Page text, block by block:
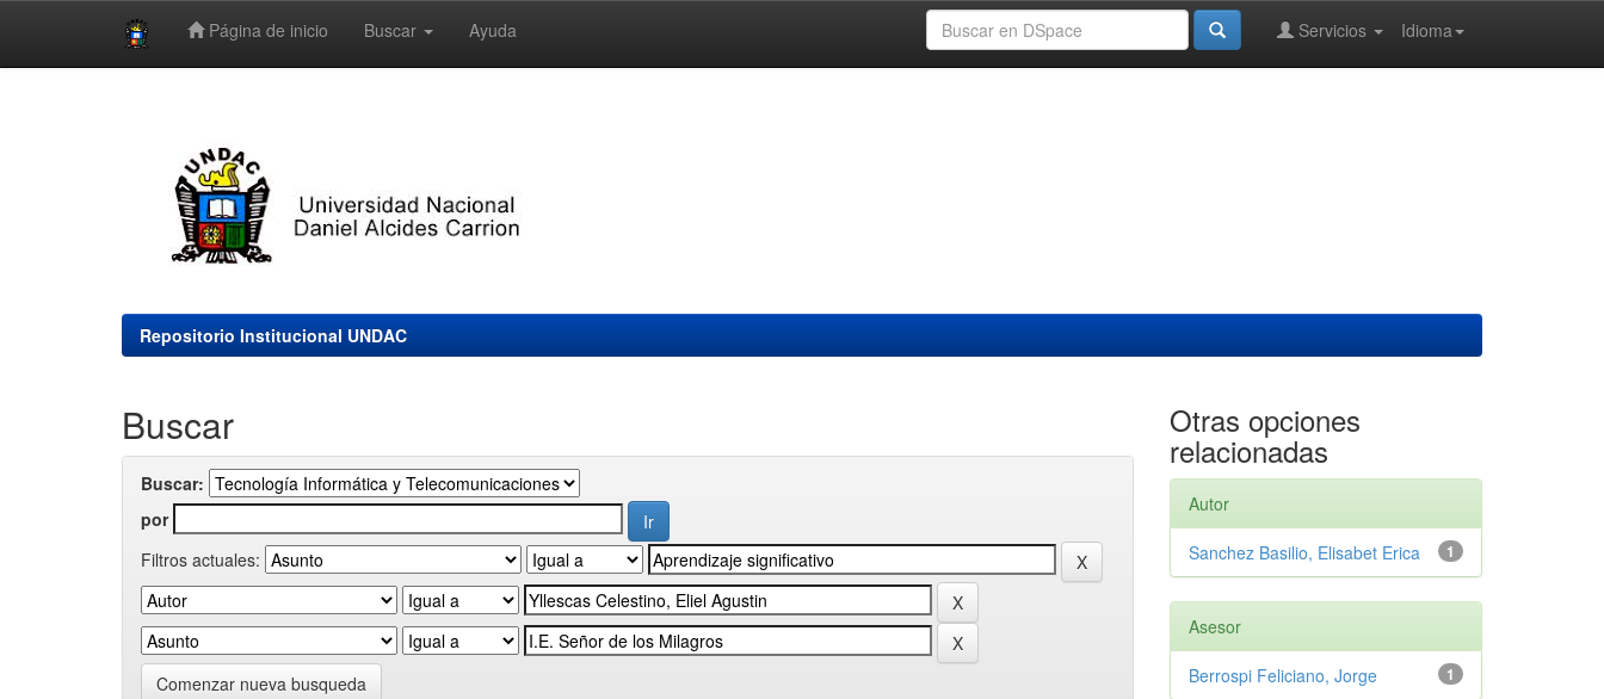
Página de inicio Buscar Ayuda Idioma
Servicios
Repositorio Institucional UNDAC
Buscar
Buscar:
por
Filtros actuales:
Comenzar nueva busqueda
Otras opciones
relacionadas
Autor
1
Sanchez Basilio, Elisabet Erica
Asesor
1
Berrospi Feliciano, Jorge